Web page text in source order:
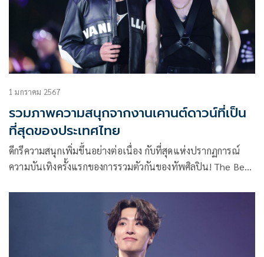
1 มกราคม 2567
รวมภาพความสนุกจากงานเคานต์ดาวน์ที่เป็น
ที่สุดของประเทศไทย
ดีกรีความสนุกเพิ่มขึ้นอย่างต่อเนื่อง กับที่สุดแห่งปรากฏการณ์
ความบันเทิงครั้งแรกของการรวมตัวกันของทัพศิลปิน! The Best
ไทยระดับท็อปลิสต์ นำทีมโดย พีพี-บิวกิ้น, ATLAS บนเวทีแบบ
360 องศาที่จะทำให้คุณได้ใกล้ชิดกับศิลปินมากขึ้นกว่าเดิม